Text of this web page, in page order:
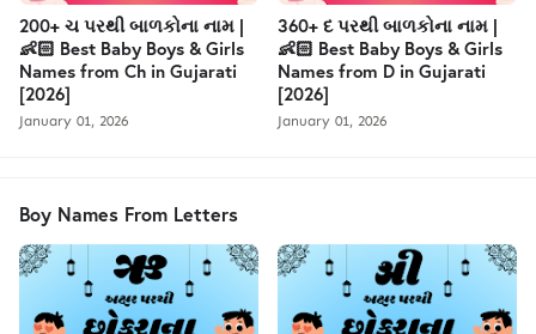
200+ ચ પરથી બાળકોના નામ |
👶🏻 Best Baby Boys & Girls
Names from Ch in Gujarati
[2026]
January 01, 2026
360+ દ પરથી બાળકોના નામ |
👶🏻 Best Baby Boys & Girls
Names from D in Gujarati
[2026]
January 01, 2026
Boy Names From Letters